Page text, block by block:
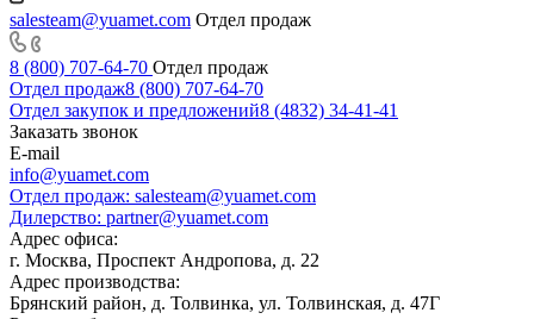
salesteam@yuamet.com Отдел продаж
8 (800) 707-64-70 Отдел продаж
Отдел продаж8 (800) 707-64-70
Отдел закупок и предложений8 (4832) 34-41-41
Заказать звонок
E-mail
info@yuamet.com
Отдел продаж: salesteam@yuamet.com
Дилерство: partner@yuamet.com
Адрес офиса:
г. Москва, Проспект Андропова, д. 22
Адрес производства:
Брянский район, д. Толвинка, ул. Толвинская, д. 47Г